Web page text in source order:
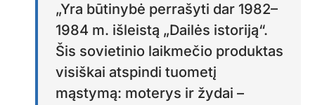
„Yra būtinybė perrašyti dar 1982–
1984 m. išleistą „Dailės istoriją“.
Šis sovietinio laikmečio produktas
visiškai atspindi tuometį
mąstymą: moterys ir žydai –